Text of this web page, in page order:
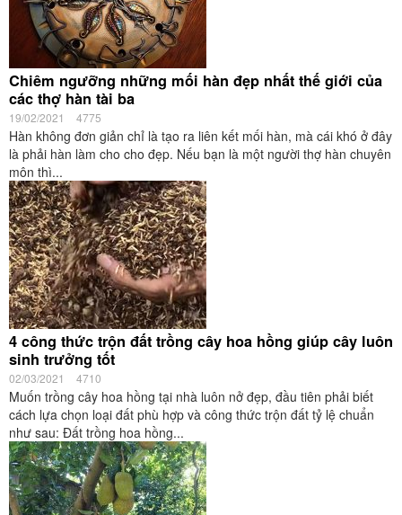
Chiêm ngưỡng những mối hàn đẹp nhất thế giới của
các thợ hàn tài ba
19/02/2021 4775
Hàn không đơn giản chỉ là tạo ra liên kết mối hàn, mà cái khó ở đây
là phải hàn làm cho cho đẹp. Nếu bạn là một người thợ hàn chuyên
môn thì...
4 công thức trộn đất trồng cây hoa hồng giúp cây luôn
sinh trưởng tốt
02/03/2021 4710
Muốn trồng cây hoa hồng tại nhà luôn nở đẹp, đầu tiên phải biết
cách lựa chọn loại đất phù hợp và công thức trộn đất tỷ lệ chuẩn
như sau: Đất trồng hoa hồng...